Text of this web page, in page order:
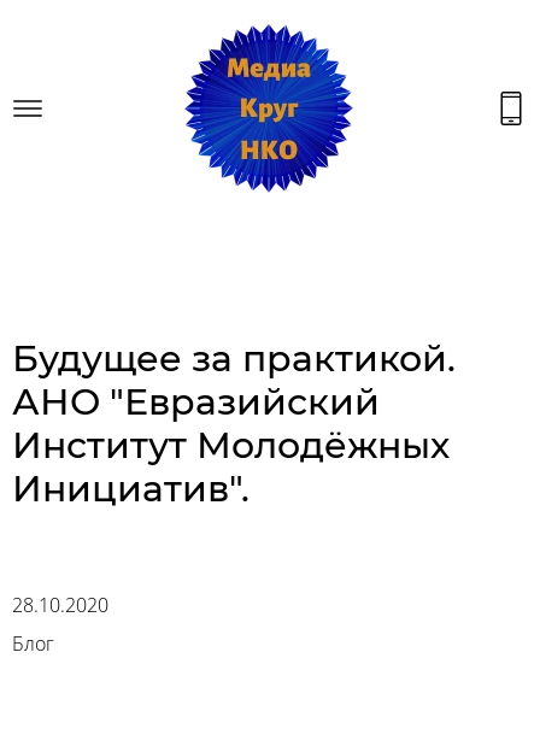
Будущее за практикой.
АНО "Евразийский
Институт Молодёжных
Инициатив".
28.10.2020
Блог